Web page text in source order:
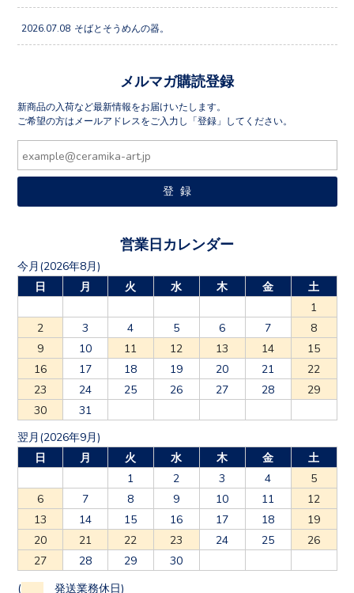
2026.07.08 そばとそうめんの器。
メルマガ購読登録
新商品の入荷など最新情報をお届けいたします。
ご希望の方はメールアドレスをご入力し「登録」してください。
営業日カレンダー
今月(2026年8月)
日
月 火 水 木 金
土
1
2
3 4 5 6 7
8
9
10 11 12 13 14
15
16
17 18 19 20 21
22
23
24 25 26 27 28
29
30
31
翌月(2026年9月)
日
月 火 水 木 金
土
1
2 3 4
5
6
7 8 9 10 11
12
13
14 15 16 17 18
19
20
21 22 23 24 25
26
27
28 29 30
( 発送業務休日)